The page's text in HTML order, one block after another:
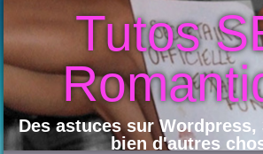
Tutos
Des astuces sur Wordpress,
bien d'autres